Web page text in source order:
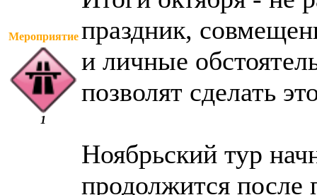
Мероприятие
1
праздник,
и личные
позволят сделать
Ноябрьский тур
продолжится после